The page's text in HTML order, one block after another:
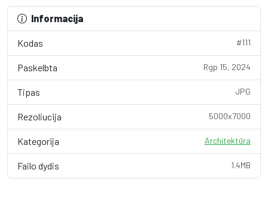
Informacija
Kodas #111
Paskelbta Rgp 15, 2024
Tipas JPG
Rezoliucija 5000x7000
Kategorija Architektūra
Failo dydis 1.4MB